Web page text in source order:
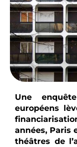
Une
européens
années, Paris
théâtres de